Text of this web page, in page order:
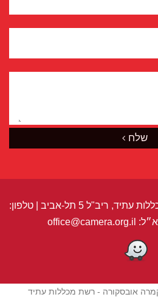
שלח
5 תל-אביב | טלפון:
office@camera.org.il
אובסקורה - רשת מכללות עתיד